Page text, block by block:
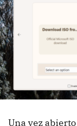
Una vez